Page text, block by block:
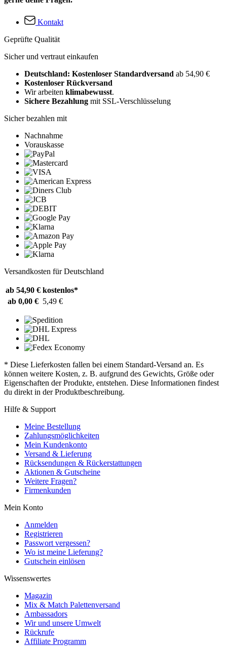
Kontakt
Geprüfte Qualität
Sicher und vertraut einkaufen
Deutschland: Kostenloser Standardversand ab 54,90 €
Kostenloser Rückversand
Wir arbeiten klimabewusst.
Sichere Bezahlung mit SSL-Verschlüsselung
Sicher bezahlen mit
Nachnahme
Vorauskasse
Versandkosten für Deutschland
ab 54,90 € kostenlos*
ab 0,00 € 5,49 €
* Diese Lieferkosten fallen bei einem Standard-Versand an. Es
können weitere Kosten, z. B. aufgrund des Gewichts, Größe oder
Eigenschaften der Produkte, entstehen. Diese Informationen findest
du direkt in der Produktbeschreibung.
Hilfe & Support
Meine Bestellung
Zahlungsmöglichkeiten
Mein Kundenkonto
Versand & Lieferung
Rücksendungen & Rückerstattungen
Aktionen & Gutscheine
Weitere Fragen?
Firmenkunden
Mein Konto
Anmelden
Registrieren
Passwort vergessen?
Wo ist meine Lieferung?
Gutschein einlösen
Wissenswertes
Magazin
Mix & Match Palettenversand
Ambassadors
Wir und unsere Umwelt
Rückrufe
Affiliate Programm